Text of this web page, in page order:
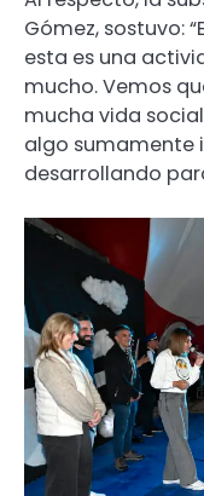
Gómez, sostuvo:
esta es una
mucho. Vemos
mucha vida
algo sumamente
desarrollando